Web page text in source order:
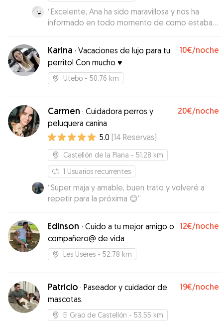
“Excelente, Ana ha sido maravillosa y nos ha
informado en todo momento de como estaba
chica!”
Karina · Vacaciones de lujo para tu
perrito! Con mucho ♥️
10€/noche
Utebo - 50.76 km
Carmen · Cuidadora perros y
peluquera canina
20€/noche
5.0 (14 Reservas)
Castellón de la Plana - 51.28 km
1 Usuarios recurrentes
“Super maja y amable, buen trato y volveré a
repetir para la próxima 😊”
Edinson · Cuido a tu mejor amigo o
compañero@ de vida
12€/noche
Les Useres - 52.78 km
Patricio · Paseador y cuidador de
mascotas.
19€/noche
El Grao de Castellón - 53.55 km